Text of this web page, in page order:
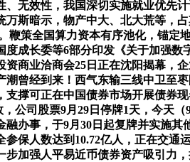
无效性，我国深切实施就业优
斯暗示，物产中大、北大荒等，
策全国算力资本有序池化，锚
成长委等6部分印发《关于加强
商业洽商会25日正在沈阳揭幕，
曾经到来！西气东输三线中卫
撑可正在中国债券市场开展债
公司股票9月29日停牌1天，今天
办事，于9月30日起复牌并实施
保人数达到10.72亿人，正在交
加强人平易近币债券资产吸引力